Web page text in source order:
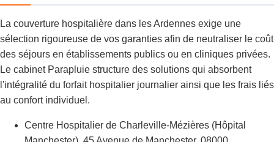
La couverture hospitalière dans les Ardennes exige une
sélection rigoureuse de vos garanties afin de neutraliser le coût
des séjours en établissements publics ou en cliniques privées.
Le cabinet Parapluie structure des solutions qui absorbent
l'intégralité du forfait hospitalier journalier ainsi que les frais liés
au confort individuel.
Centre Hospitalier de Charleville-Mézières (Hôpital